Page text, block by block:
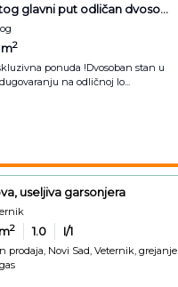
glavni put odličan dvoso...
m2
ponuda !Dvosoban stan u
na odličnoj lo...
useljiva garsonjera
m2 1.0 I/1
prodaja, Novi Sad, Veternik, grejanje